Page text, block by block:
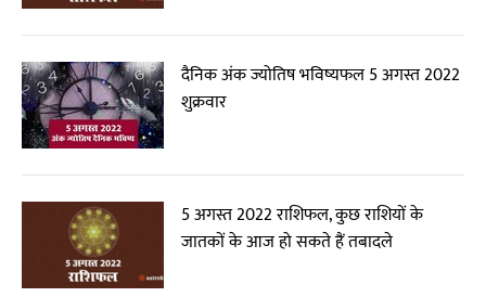
दैनिक अंक ज्योतिष भविष्यफल 5 अगस्त 2022
शुक्रवार
5 अगस्त 2022 राशिफल, कुछ राशियों के
जातकों के आज हो सकते हैं तबादले